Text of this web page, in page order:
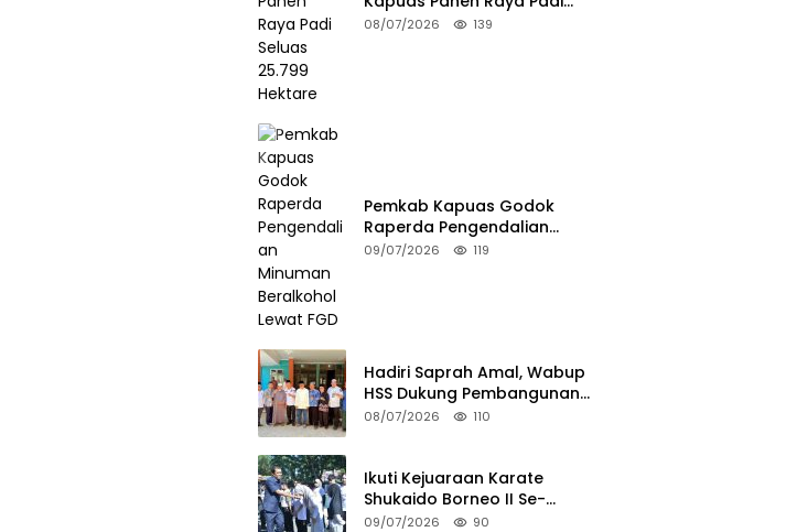
Seluas 25.799 Hektare
08/07/2026 139
Pemkab Kapuas Godok
Raperda Pengendalian
Minuman Beralkohol Lewat FGD
09/07/2026 119
Hadiri Saprah Amal, Wabup
HSS Dukung Pembangunan
Langgar Dusun Jalai
08/07/2026 110
Ikuti Kejuaraan Karate
Shukaido Borneo II Se-
Kalimantan, Bupati HSS Lepas
09/07/2026 90